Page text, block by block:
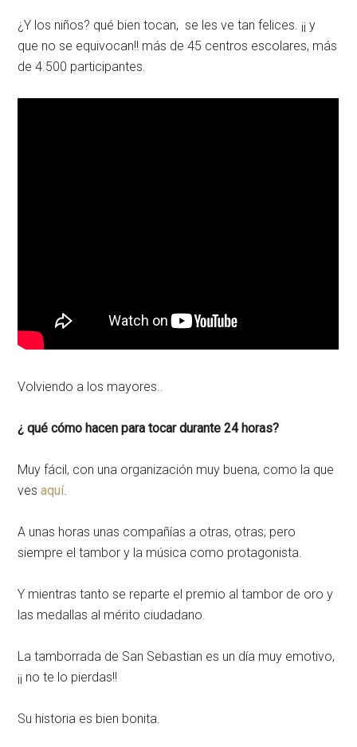
¿Y los niños? qué bien tocan, se les ve tan felices. ¡¡ y
que no se equivocan!! más de 45 centros escolares, más
de 4.500 participantes.
Volviendo a los mayores..
¿ qué cómo hacen para tocar durante 24 horas?
Muy fácil, con una organización muy buena, como la que
vesaquí.
A unas horas unas compañías a otras, otras; pero
siempre el tambor y la música como protagonista.
Y mientras tanto se reparte el premio al tambor de oro y
las medallas al mérito ciudadano.
La tamborrada de San Sebastian es un día muy emotivo,
¡¡ no te lo pierdas!!
Su historia es bien bonita.